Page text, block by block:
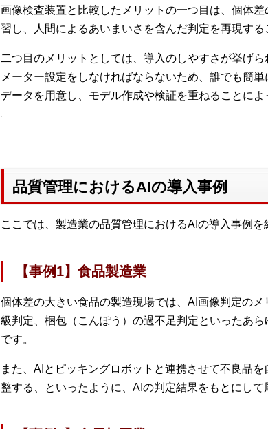
画像検査装置と比較したメリットの一つ目は、個体
習し、人間によるあいまいさを含んだ判定を再現す
二つ目のメリットとしては、導入のしやすさが挙げ
メーター設定をしなければならないため、誰でも簡
データを用意し、モデル作成や検証を重ねることによ
品質管理におけるAIの導入事例
ここでは、製造業の品質管理におけるAIの導入事例を
【事例1】食品製造業
個体差の大きい食品の製造現場では、AI画像判定の
級判定、梱包（こんぽう）の過不足判定といったあ
です。
また、AIとピッキングロボットと連携させて不良品
整する、といったように、AIの判定結果をもとにして